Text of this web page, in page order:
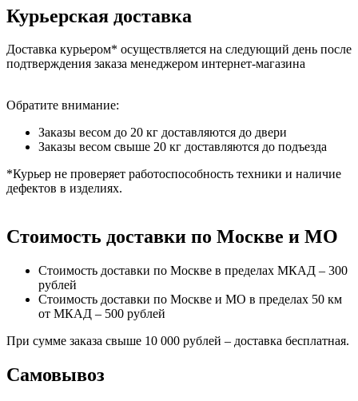
Курьерская доставка
Доставка курьером* осуществляется на следующий день после
подтверждения заказа менеджером интернет-магазина
Обратите внимание:
Заказы весом до 20 кг доставляются до двери
Заказы весом свыше 20 кг доставляются до подъезда
*Курьер не проверяет работоспособность техники и наличие
дефектов в изделиях.
Стоимость доставки по Москве и МО
Стоимость доставки по Москве в пределах МКАД – 300
рублей
Стоимость доставки по Москве и МО в пределах 50 км
от МКАД – 500 рублей
При сумме заказа свыше 10 000 рублей – доставка бесплатная.
Самовывоз